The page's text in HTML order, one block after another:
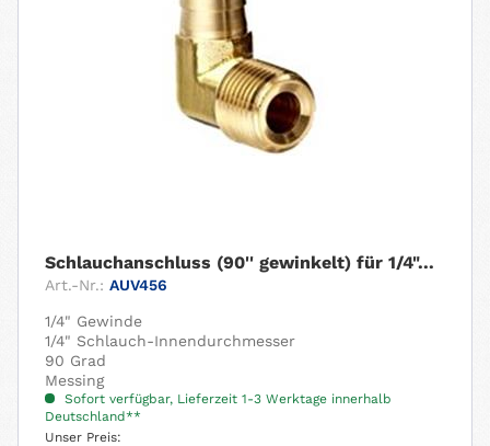
Schlauchanschluss (90'' gewinkelt) für 1/4"...
Art.-Nr.: AUV456
1/4" Gewinde
1/4" Schlauch-Innendurchmesser
90 Grad
Messing
Sofort verfügbar, Lieferzeit 1-3 Werktage innerhalb
Deutschland**
Unser Preis: